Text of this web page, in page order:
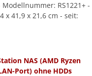
RS1221+ -
x 41,9 x 21,6 cm - seit:
NAS (AMD Ryzen
Port) ohne HDDs